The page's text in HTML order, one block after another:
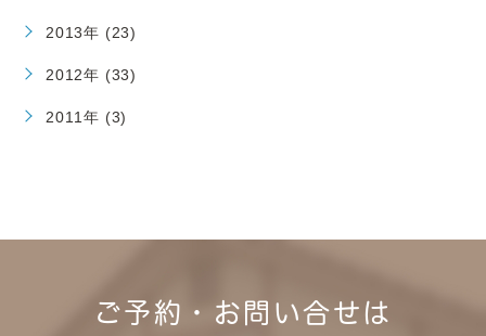
2013年 (23)
2012年 (33)
2011年 (3)
ご予約・お問い合せは